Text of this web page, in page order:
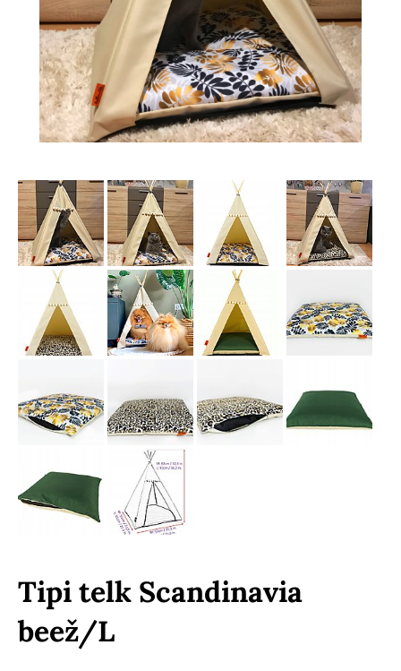
Tipi telk Scandinavia
beež/L